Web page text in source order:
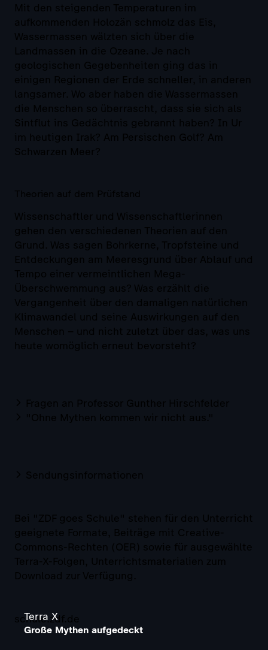
Mit den steigenden Temperaturen im
aufkommenden Holozän schmolz das Eis,
Wassermassen wälzten sich über die
Landmassen in die Ozeane. Je nach
geologischen Gegebenheiten ging das in
einigen Regionen der Erde schneller, in anderen
langsamer. Wo aber haben die Wassermassen
die Menschen so überrascht, dass sie sich als
Sintflut ins Gedächtnis gebrannt haben? In Ur
im heutigen Irak? Am Persischen Golf? Am
Schwarzen Meer?
Theorien auf dem Prüfstand
Wissenschaftler und Wissenschaftlerinnen
gehen den verschiedenen Theorien auf den
Grund. Was sagen Bohrkerne, Tropfsteine und
Entdeckungen am Meeresgrund über Ablauf und
Tempo einer vermeintlichen Mega-
Überschwemmung aus? Was erzählt die
Vergangenheit über den damaligen natürlichen
Klimawandel und seine Auswirkungen auf den
Menschen – und nicht zuletzt über das, was uns
heute womöglich erneut bevorsteht?
Fragen an Professor Gunther Hirschfelder
"Ohne Mythen kommen wir nicht aus."
Sendungsinformationen
Bei "ZDF goes Schule" stehen für den Unterricht
geeignete Formate, Beiträge mit Creative-
Commons-Rechten (OER) sowie für ausgewählte
Terra-X-Folgen, Unterrichtsmaterialien zum
Download zur Verfügung.
schule.zdf.de
Terra X
Große Mythen aufgedeckt